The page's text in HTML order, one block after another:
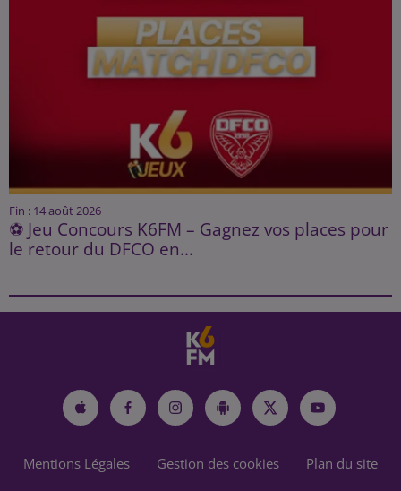
Fin : 14 août 2026
⚽ Jeu Concours K6FM – Gagnez vos places pour
le retour du DFCO en...
Mentions Légales Gestion des cookies Plan du site